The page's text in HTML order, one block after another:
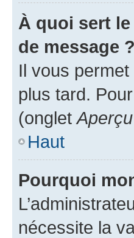
À quoi sert
de message ?
Il vous
plus tard.
(onglet
Haut
Pourquoi
nécessite la